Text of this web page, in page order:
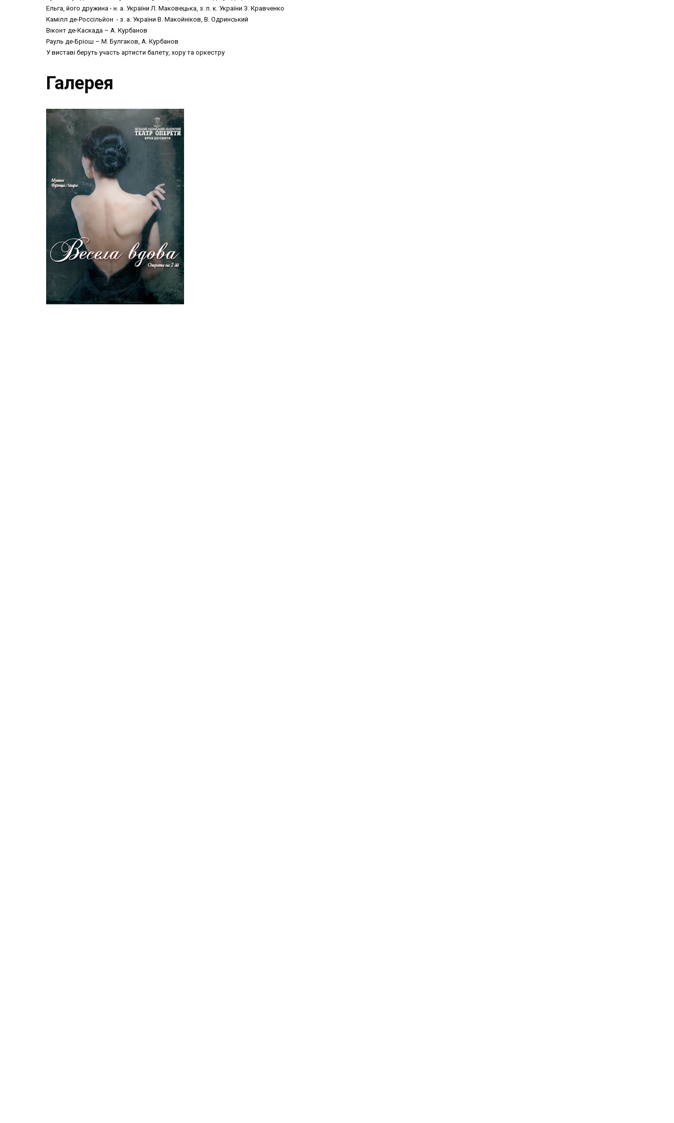
Ельга, його дружина - н. а. України Л. Маковецька, з. п. к. України З. Кравченко
Камілл де-Россільйон - з. а. України В. Макойніков, В. Одринський
Віконт де-Каскада – А. Курбанов
Рауль де-Бріош – М. Булгаков, А. Курбанов
У виставі беруть участь артисти балету, хору та оркестру
Галерея